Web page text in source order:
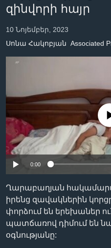
ՖԻԼՄԵՐ
ՄԵՐ ՄԱՍԻՆ
«ԱՄԵՐԻԿԱՅԻ ՁԱՅՆ»-Ի
ԿԱՊ ՄԵԶ ՀԵՏ
Learning English
Լեզուներ
զինվորի հայր
10 Նոյեմբեր, 2023
Սոնա Հակոբյան Associated
No media
0:00
Ղարաբաղյան
իրենց զավակներին
փորձում են երեխաներ
պատճառով դիմում են
օգնությանը: